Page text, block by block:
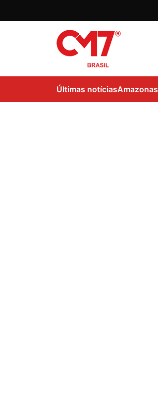
Últimas notíciasAmazonas